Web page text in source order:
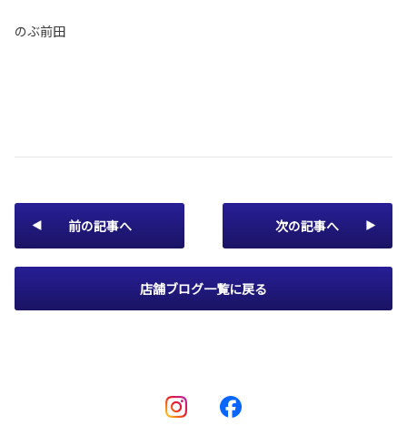
のぶ前田
前の記事へ
店舗ブログ一覧に戻る
次の記事へ